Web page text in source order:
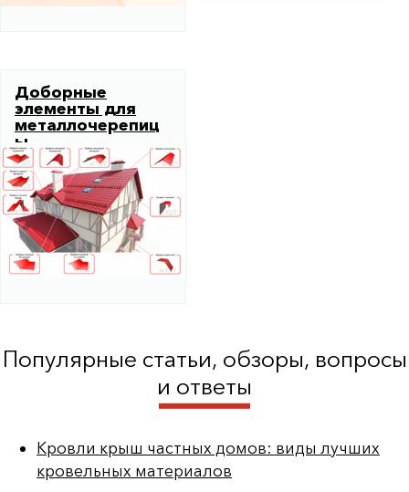
Доборные
элементы для
металлочерепиц
ы
Популярные статьи, обзоры, вопросы
и ответы
Кровли крыш частных домов: виды лучших
кровельных материалов